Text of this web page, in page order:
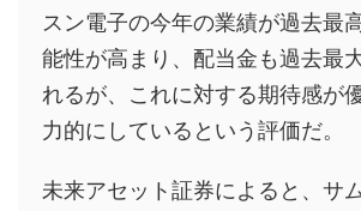
スン電子の今年の業績が過去最
能性が高まり、配当金も過去最
れるが、これに対する期待感が
力的にしているという評価だ。
未来アセット証券によると、サ